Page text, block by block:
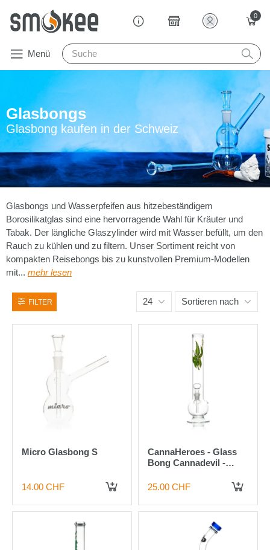
0
Menü
Glasbongs
Glasbong kaufen in der Schweiz
Glasbongs und Wasserpfeifen aus hitzebeständigem
Borosilikatglas sind eine hervorragende Wahl für Kräuter und
Tabak. Der längliche Glaszylinder wird mit Wasser befüllt, um den
Rauch zu kühlen und zu filtern. Unser Sortiment reicht von
kompakten Reisebongs bis zu kunstvollen Premium-Modellen
mit... mehr lesen
FILTER 24 Sortieren nach
Micro Glasbong S
14.00 CHF
CannaHeroes - Glass
Bong Cannadevil -
25.00 CHF